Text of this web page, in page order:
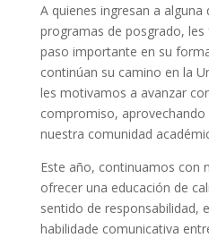
A quienes ingresan a
programas de posgrado,
paso importante en su
continúan su camino en la
les motivamos a avanzar
compromiso,
nuestra comunidad
Este año, continuamos con
ofrecer una educación de
sentido de responsabilidad,
habilidade comunicativa